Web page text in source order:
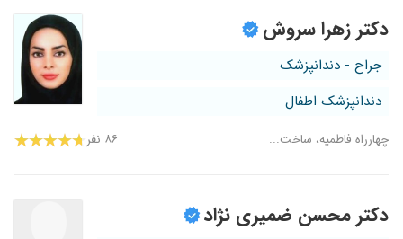
دکتر زهرا سروش
جراح - دندانپزشک
دندانپزشک اطفال
چهارراه فاطمیه، ساخت... ۸۶ نفر
دکتر محسن ضمیری نژاد